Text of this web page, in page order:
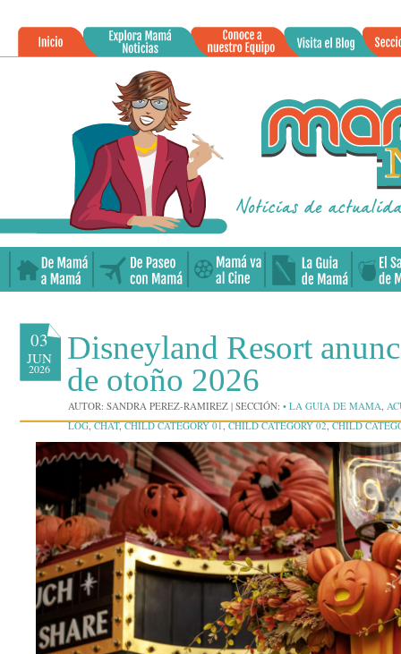
03
JUN
2026
Disneyland Resort
de otoño 2026
AUTOR: SANDRA PEREZ-RAMIREZ | SECCIÓN: • LA GUIA DE MAMA,
LOG,CHAT,CHILD CATEGORY 01,CHILD CATEGORY 02,CHILD
COMMENTS,CONCIERTOS,CONTENT,CORNER CASE,CRUCEROS,
EVENTOS,EXCERPT,FEATURED IMAGES,FERIAS, FORMATTING,
JARDINES BOTÁNICOS,JETPACK,LA ENTREVISTA CON MAMÁ,LAS
GRANDE,MAMÁ SOCIALITÉ,MARKUP,MORE TAG,MUSEOS,MUSEOS
PARQUES ACUÁTICOS,PARQUES DE ATRACCIONES,PASSWORD,
RESEÑAS DE PRODUCTOS,SHORTCODES,STANDARD,STATUS,STICKY
UNPUBLISHED,VIDEO,VIDEOPRESS